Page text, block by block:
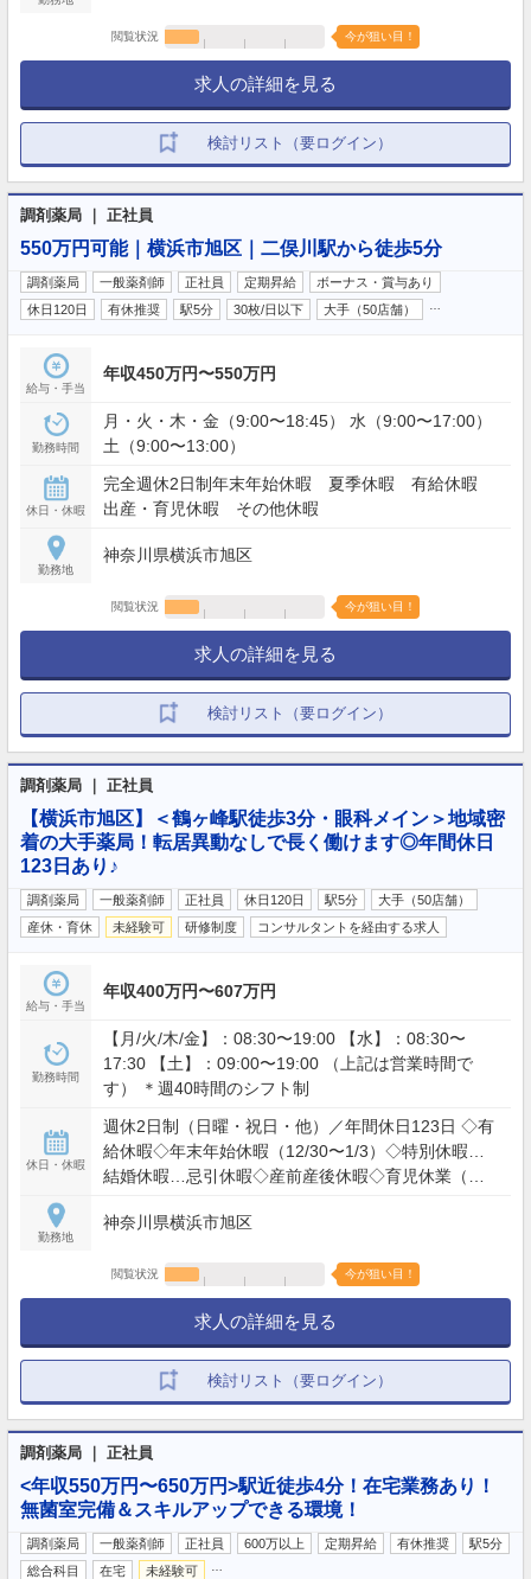
閲覧状況 今が狙い目！
求人の詳細を見る
検討リスト（要ログイン）
調剤薬局 ｜ 正社員
550万円可能｜横浜市旭区｜二俣川駅から徒歩5分
調剤薬局 一般薬剤師 正社員 定期昇給
ボーナス・賞与あり
休日120日
有休推奨 駅5分 30枚/日以下 大手（50店舗）
給与・手当
年収450万円〜550万円
勤務時間
月・火・木・金（9:00〜18:45） 水（9:00〜17:00）
土（9:00〜13:00）
休日・休暇
完全週休2日制年末年始休暇 夏季休暇 有給休暇
出産・育児休暇 その他休暇
勤務地
神奈川県横浜市旭区
閲覧状況 今が狙い目！
求人の詳細を見る
検討リスト（要ログイン）
調剤薬局 ｜ 正社員
【横浜市旭区】＜鶴ヶ峰駅徒歩3分・眼科メイン＞地域密
着の大手薬局！転居異動なしで長く働けます◎年間休日
123日あり♪
調剤薬局 一般薬剤師 正社員 休日120日 駅5分
大手（50店舗）
産休・育休
未経験可 研修制度 コンサルタントを経由する求人
給与・手当
年収400万円〜607万円
勤務時間
【月/火/木/金】：08:30〜19:00 【水】：08:30〜
17:30 【土】：09:00〜19:00 （上記は営業時間で
す） ＊週40時間のシフト制
休日・休暇
週休2日制（日曜・祝日・他）／年間休日123日 ◇有
給休暇◇年末年始休暇（12/30〜1/3）◇特別休暇…
結婚休暇…忌引休暇◇産前産後休暇◇育児休業（最
学前の子に限る）
勤務地
神奈川県横浜市旭区
閲覧状況 今が狙い目！
求人の詳細を見る
検討リスト（要ログイン）
調剤薬局 ｜ 正社員
<年収550万円〜650万円>駅近徒歩4分！在宅業務あり！
無菌室完備＆スキルアップできる環境！
調剤薬局 一般薬剤師 正社員 600万以上 定期昇給 有休推奨
駅5分
総合科目
在宅 未経験可